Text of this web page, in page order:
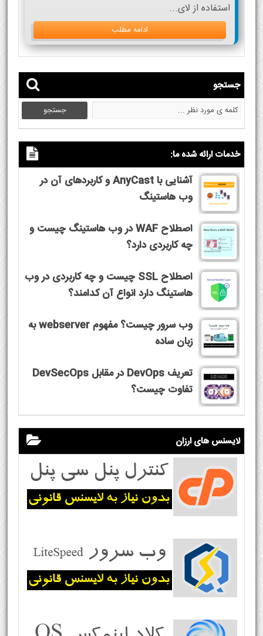
استفاده از لای...
ادامه مطلب
جستجو
خدمات ارائه شده ما:
آشنایی با AnyCast و کاربردهای آن در
وب هاستینگ
اصطلاح WAF در وب هاستینگ چیست و
چه کاربردی دارد؟
اصطلاح SSL چیست و چه کاربردی در وب
هاستینگ دارد انواع آن کدامند؟
وب سرور چیست؟ مفهوم webserver به
زبان ساده
تعریف DevOps در مقابل DevSecOps
تفاوت چیست؟
لایسنس های ارزان